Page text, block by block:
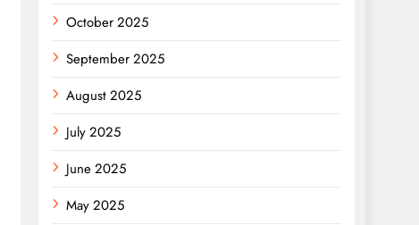
October 2025
September 2025
August 2025
July 2025
June 2025
May 2025